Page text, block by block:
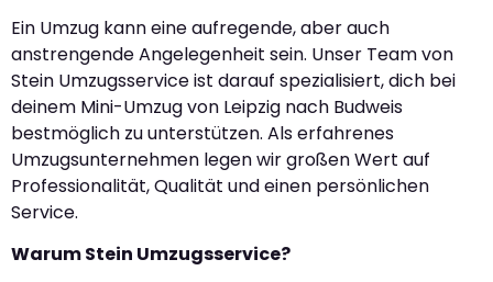
Ein Umzug kann eine aufregende, aber auch
anstrengende Angelegenheit sein. Unser Team von
Stein Umzugsservice ist darauf spezialisiert, dich bei
deinem Mini-Umzug von Leipzig nach Budweis
bestmöglich zu unterstützen. Als erfahrenes
Umzugsunternehmen legen wir großen Wert auf
Professionalität, Qualität und einen persönlichen
Service.
Warum Stein Umzugsservice?